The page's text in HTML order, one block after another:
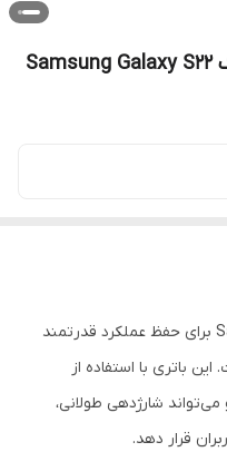
باتری اورجینال شرکتی سامسونگ Samsung Galaxy S22
باتری اصلی Samsung Galaxy S22 Ultra برای حفظ عملکرد قدرتمند
باتری با استفاده از
شارژدهی طولانی،
قرار دهد.